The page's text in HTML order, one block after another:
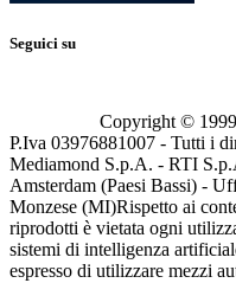
Seguici su
Copyright ©
P.Iva 03976881007 - Tutti i
Mediamond S.p.A. - RTI
Amsterdam (Paesi Bassi) -
Monzese (MI)Rispetto ai
riprodotti è vietata ogni
sistemi di intelligenza
espresso di utilizzare mezzi